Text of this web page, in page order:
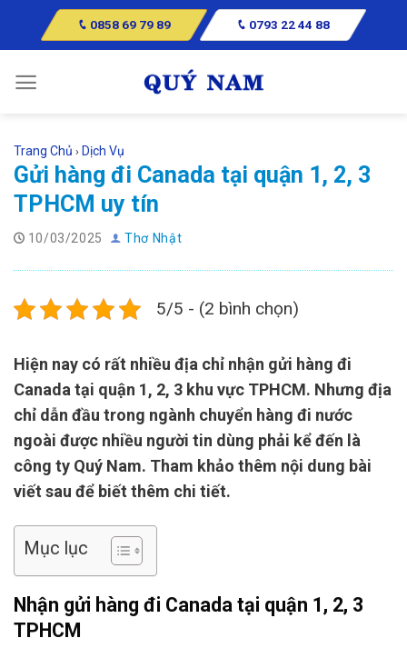
0858 69 79 89 0793 22 44 88
Trang Chủ › Dịch Vụ
Gửi hàng đi Canada tại quận 1, 2, 3
TPHCM uy tín
10/03/2025 Thơ Nhật
5/5 - (2 bình chọn)
Hiện nay có rất nhiều địa chỉ nhận gửi hàng đi
Canada tại quận 1, 2, 3 khu vực TPHCM. Nhưng địa
chỉ dẫn đầu trong ngành chuyển hàng đi nước
ngoài được nhiều người tin dùng phải kể đến là
công ty Quý Nam. Tham khảo thêm nội dung bài
viết sau để biết thêm chi tiết.
Mục lục
Nhận gửi hàng đi Canada tại quận 1, 2, 3
TPHCM